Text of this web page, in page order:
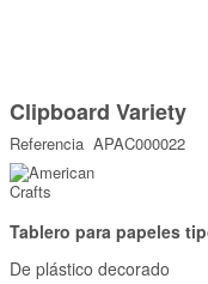
Top Ventas
Temática
Iniciar sesión/Regístrate
Somos Kimidori
comienzo
de
la
galería
de
imágenes
Clipboard Variety
Referencia APAC000022
Tablero para papeles
De plástico decorado